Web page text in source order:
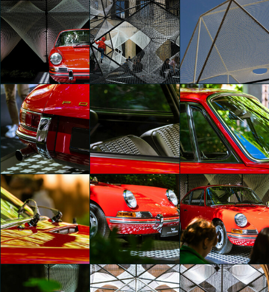
The Art of Dreams
Cecilia Capone
The Art of Dreams
Cecilia Capone
The Art of Dreams
Giacomo Cafaro
The Art of Dreams
Giacomo Cafaro
The Art of Dreams
Giacomo Cafaro
The Art of Dreams
Giacomo Cafaro
The Art of Dreams
Luna Macelloni
The Art of Dreams
Luna Macelloni
The Art of Dreams
Luna Macelloni